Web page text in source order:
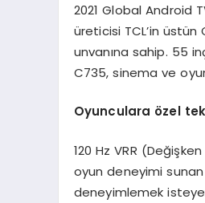
2021 Global Android
üreticisi TCL’in üstün
unvanına sahip. 55
C735, sinema ve
Oyunculara özel
120 Hz VRR
oyun deneyimi sunan
deneyimlemek